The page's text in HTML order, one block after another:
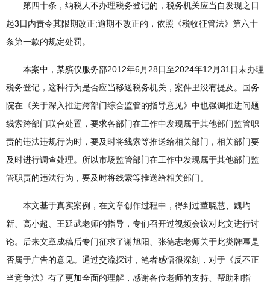
第四十条，纳税人不办理税务登记的，税务机关应当自发现之日
起3日内责令其限期改正;逾期不改正的，依照《税收征管法》第六十
条第一款的规定处罚。
本案中，某殡仪服务部2012年6月28日至2024年12月31日未办理
税务登记，这种行为是否应当移送税务机关，案件里没有提及。国务
院在《关于深入推进跨部门综合监管的指导意见》中也强调推进问题
线索跨部门联合处置，要求各部门在工作中发现属于其他部门监管职
责的违法违规行为时，要及时将线索等推送给相关部门，相关部门要
及时进行调查处理。所以市场监管部门在工作中发现属于其他部门监
管职责的违法行为，要及时将线索等推送给相关部门。
本文基于真实案例，在文章创作过程中，得到过董晓慧、魏均
新、高小超、王延武老师的指导，专们召开过视频会议对此文进行讨
论。后来文章成稿后专门征求了谢旭阳、张德志老师关于此类牌匾是
否属于广告的意见。通过交流探讨，笔者感悟很深刻，对于《反不正
当竞争法》有了更加全面的理解，感谢各位老师的支持、帮助和指